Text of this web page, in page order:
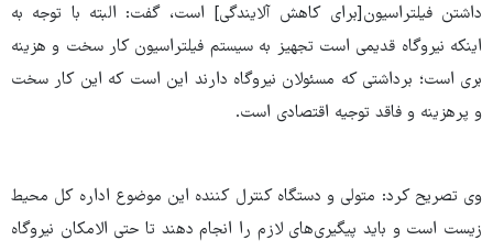
داشتن فیلتراسیون[برای کاهش آلایندگی] است، گفت: البته با توجه به
اینکه نیروگاه قدیمی است تجهیز به سیستم فیلتراسیون کار سخت و هزینه
بری است؛ برداشتی که مسئولان نیروگاه دارند این است که این کار سخت
و پرهزینه و فاقد توجیه اقتصادی است.
وی تصریح کرد: متولی و دستگاه کنترل کننده این موضوع اداره کل محیط
زیست است و باید پیگیری‌های لازم را انجام دهند تا حتی الامکان نیروگاه